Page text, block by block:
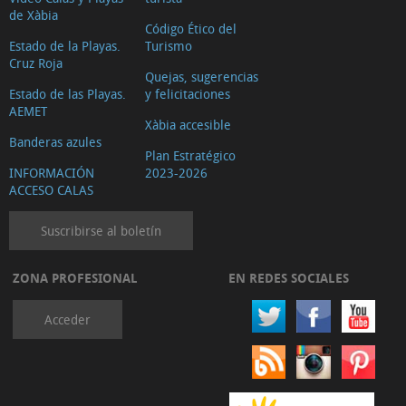
de Xàbia
Estado de la Playas.
Cruz Roja
Estado de las Playas.
AEMET
Banderas azules
INFORMACIÓN
ACCESO CALAS
Código Ético del
Turismo
Quejas, sugerencias
y felicitaciones
Xàbia accesible
Plan Estratégico
2023-2026
Suscribirse al boletín
ZONA PROFESIONAL
Acceder
EN REDES SOCIALES